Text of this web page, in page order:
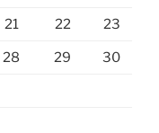
21 22 23
28 29 30